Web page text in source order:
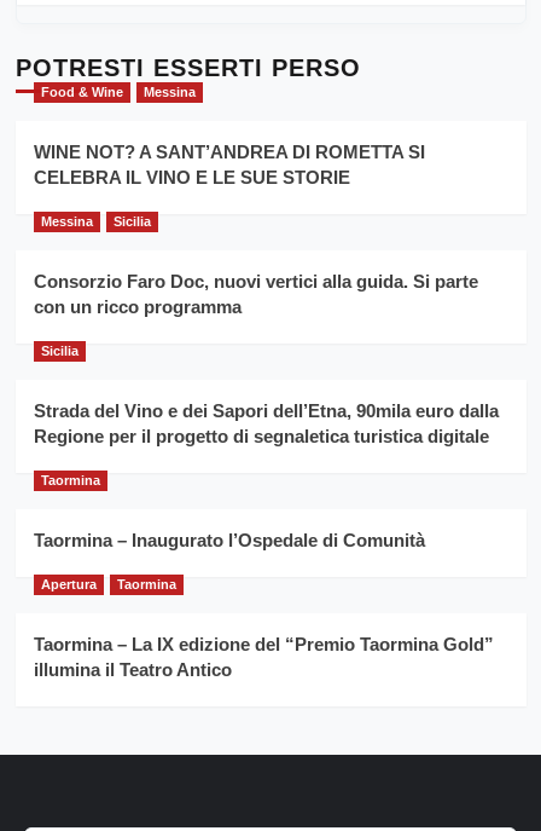
l’
evento
per
la
filiera
grano
Cronoscalata
Giarre
Montesalice
per
il
anno
Franco
Caruso
POTRESTI ESSERTI PERSO
Food & Wine Messina
WINE NOT? A SANT’ANDREA DI ROMETTA SI
CELEBRA IL VINO E LE SUE STORIE
Messina Sicilia
Consorzio Faro Doc, nuovi vertici alla guida. Si parte
con un ricco programma
Sicilia
Strada del Vino e dei Sapori dell’Etna, 90mila euro dalla
Regione per il progetto di segnaletica turistica digitale
Taormina
Taormina – Inaugurato l’Ospedale di Comunità
Apertura Taormina
Taormina – La IX edizione del “Premio Taormina Gold”
illumina il Teatro Antico